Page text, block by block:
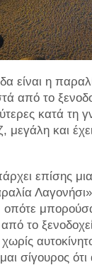
είναι η
από το
κατά τη
μεγάλη και
επίσης
οπότε
το
σίγουρος